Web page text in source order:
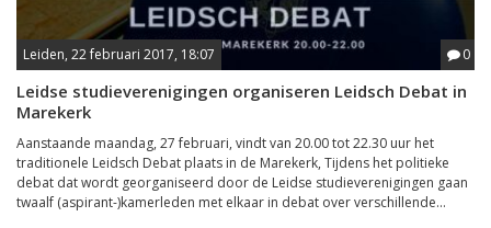
Leiden, 22 februari 2017, 18:07 0
Leidse studieverenigingen organiseren Leidsch Debat in
Marekerk
Aanstaande maandag, 27 februari, vindt van 20.00 tot 22.30 uur het
traditionele Leidsch Debat plaats in de Marekerk, Tijdens het politieke
debat dat wordt georganiseerd door de Leidse studieverenigingen gaan
twaalf (aspirant-)kamerleden met elkaar in debat over verschillende...